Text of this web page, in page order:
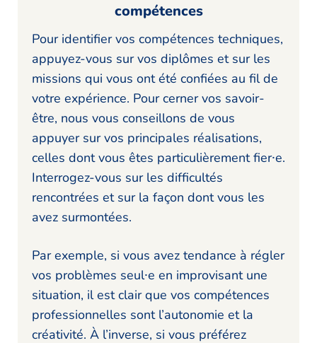
compétences
Pour identifier vos compétences techniques,
appuyez-vous sur vos diplômes et sur les
missions qui vous ont été confiées au fil de
votre expérience. Pour cerner vos savoir-
être, nous vous conseillons de vous
appuyer sur vos principales réalisations,
celles dont vous êtes particulièrement fier⸱e.
Interrogez-vous sur les difficultés
rencontrées et sur la façon dont vous les
avez surmontées.
Par exemple, si vous avez tendance à régler
vos problèmes seul⸱e en improvisant une
situation, il est clair que vos compétences
professionnelles sont l’autonomie et la
créativité. À l’inverse, si vous préférez